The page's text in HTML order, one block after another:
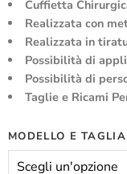
Cuffietta
Realizzata con
Realizzata in
Possibilità di
Possibilità di
Taglie e Ricami
MODELLO E TAGLIA